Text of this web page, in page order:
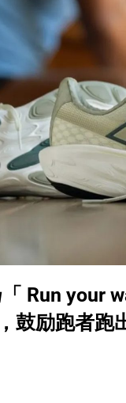
Run your
鼓励跑者跑